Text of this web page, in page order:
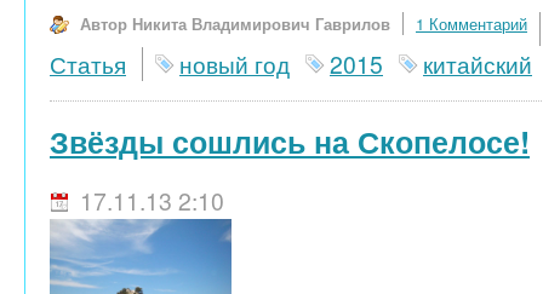
Автор Никита Владимирович Гаврилов 1 Комментарий
Статья новый год 2015 китайский
Звёзды сошлись на Скопелосе!
17.11.13 2:10